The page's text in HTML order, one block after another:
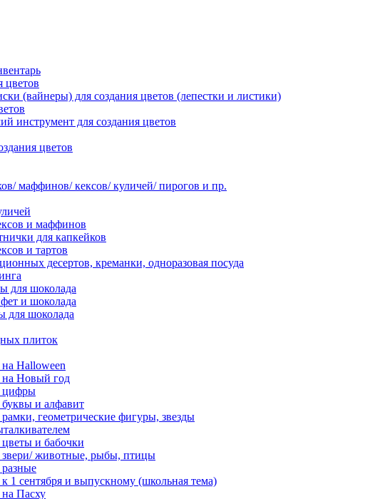
цветов
(вайнеры) для создания цветов (лепестки и листики)
инструмент для создания цветов
цветов
маффинов/ кексов/ куличей/ пирогов и пр.
и маффинов
для капкейков
и тартов
десертов, креманки, одноразовая посуда
для шоколада
и шоколада
для шоколада
плиток
Halloween
на Новый год
цифры
и алфавит
геометрические фигуры, звезды
и бабочки
звери/ животные, рыбы, птицы
1 сентября и выпускному (школьная тема)
Пасху